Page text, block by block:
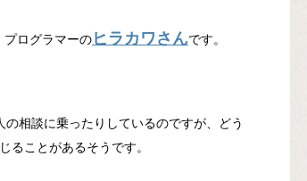
プログラマーのヒラカワさんです。
相談に乗ったりしているのですが、どう
ることがあるそうです。